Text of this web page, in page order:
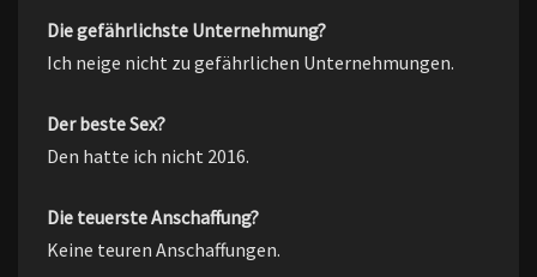
Die gefährlichste Unternehmung?
Ich neige nicht zu gefährlichen Unternehmungen.
Der beste Sex?
Den hatte ich nicht 2016.
Die teuerste Anschaffung?
Keine teuren Anschaffungen.